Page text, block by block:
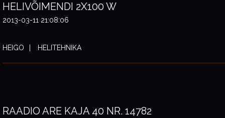
HELIVÕIMENDI 2X100 W
2013-03-11 21:08:06
HEIGO HELITEHNIKA
RAADIO ARE KAJA 40 NR. 14782